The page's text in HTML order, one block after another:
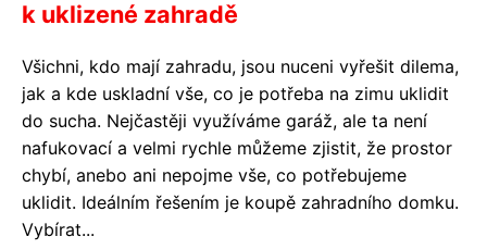
k uklizené zahradě
Všichni, kdo mají zahradu, jsou nuceni vyřešit dilema,
jak a kde uskladní vše, co je potřeba na zimu uklidit
do sucha. Nejčastěji využíváme garáž, ale ta není
nafukovací a velmi rychle můžeme zjistit, že prostor
chybí, anebo ani nepojme vše, co potřebujeme
uklidit. Ideálním řešením je koupě zahradního domku.
Vybírat...